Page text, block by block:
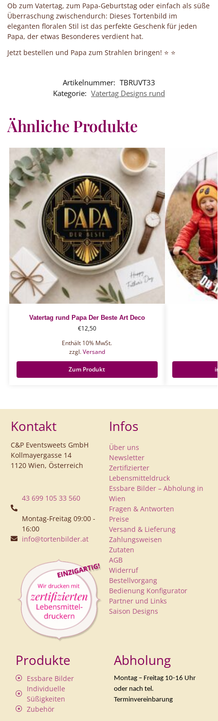
Ob zum Vatertag, zum Papa-Geburtstag oder einfach als süße
Überraschung zwischendurch: Dieses Tortenbild im
eleganten floralen Stil ist das perfekte Geschenk für jeden
Papa, der etwas Besonderes verdient hat.
Jetzt bestellen und Papa zum Strahlen bringen! ⭐ ⭐
Artikelnummer: TBRUVT33
Kategorie: Vatertag Designs rund
Ähnliche Produkte
Vatertag rund Papa Der Beste Art Deco
€12,50
Enthält 10% MwSt.
zzgl.Versand
Zum Produkt
Kontakt
C&P Eventsweets GmbH
Kollmayergasse 14
1120 Wien, Österreich
43 699 105 33 560
Montag-Freitag 09:00 -
16:00
info@tortenbilder.at
Infos
Über uns
Newsletter
Zertifizierter
Lebensmitteldruck
Essbare Bilder – Abholung in
Wien
Fragen & Antworten
Preise
Versand & Lieferung
Zahlungsweisen
Zutaten
AGB
Widerruf
Bestellvorgang
Bedienung Konfigurator
Partner und Links
Saison Designs
Produkte
Essbare Bilder
Individuelle
Süßigkeiten
Zubehör
Abholung
Montag – Freitag 10-16 Uhr
oder nach tel.
Terminvereinbarung